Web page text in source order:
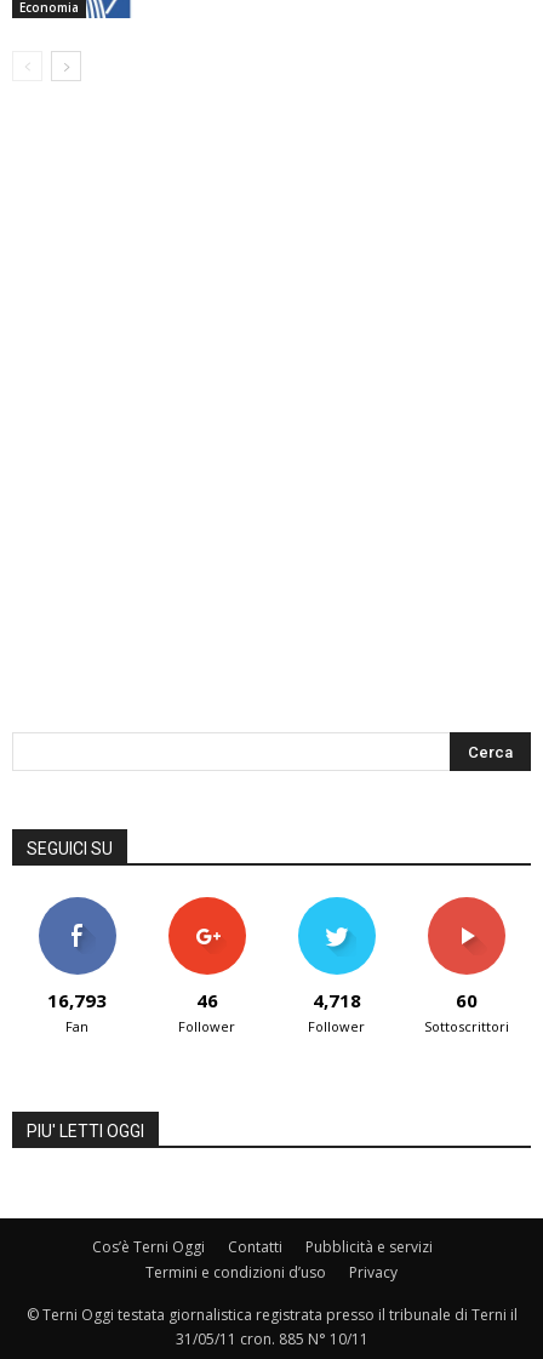
Economia
SEGUICI SU
16,793
Fan
46
Follower
4,718
Follower
60
Sottoscrittori
PIU' LETTI OGGI
Cos’è Terni Oggi Contatti
Pubblicità e servizi
Termini e condizioni d’uso
Privacy
© Terni Oggi testata giornalistica registrata presso il tribunale di Terni il
31/05/11 cron. 885 N° 10/11